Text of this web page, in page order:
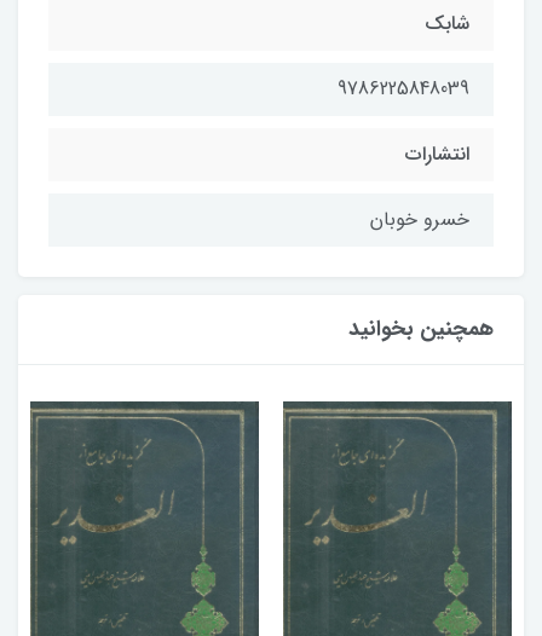
شابک
9786225848039
انتشارات
خسرو خوبان
همچنین بخوانید